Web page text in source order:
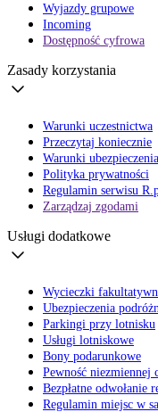
Wyjazdy grupowe
Incoming
Dostępność cyfrowa
Zasady korzystania
Warunki uczestnictwa
Przeczytaj koniecznie
Warunki
Polityka prywatności
Regulamin serwisu
Zarządzaj zgodami
Usługi dodatkowe
Wycieczki
Ubezpieczenia
Parkingi przy lotnisku
Usługi lotniskowe
Bony podarunkowe
Pewność niezmiennej
Bezpłatne odwołanie
Regulamin miejsc w